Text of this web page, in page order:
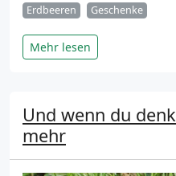
Erdbeeren
Geschenke
Mehr lesen
Und wenn du
mehr